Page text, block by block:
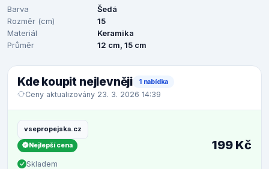
Barva
Šedá
Rozměr (cm)
15
Materiál
Keramika
Průměr
12 cm, 15 cm
Kde koupit nejlevněji 1 nabídka
Ceny aktualizovány 23. 3. 2026 14:39
vsepropejska.cz
Nejlepší cena
Skladem
199 Kč